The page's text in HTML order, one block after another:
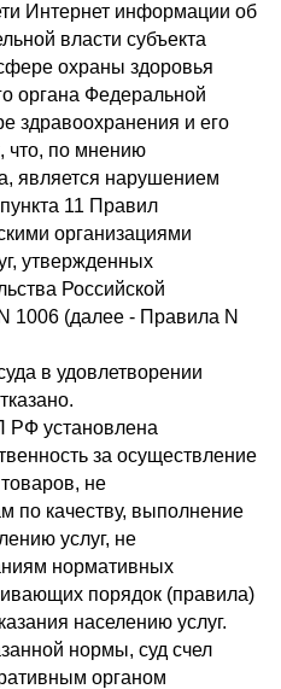
Интернет информации об
власти субъекта
охраны здоровья
органа Федеральной
здравоохранения и его
что, по мнению
является нарушением
11 Правил
организациями
утвержденных
Российской
1006 (далее - Правила N
в удовлетворении
РФ установлена
за осуществление
не
по качеству, выполнение
услуг, не
нормативных
порядок (правила)
населению услуг.
нормы, суд счел
органом